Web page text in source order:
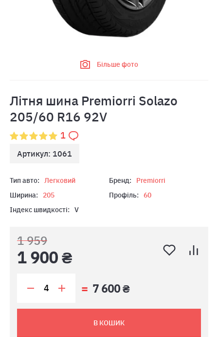
Більше фото
Літня шина Premiorri Solazo
205/60 R16 92V
1
Артикул: 1061
Тип авто: Легковий Бренд:
Premiorri
Ширина:
205 Профіль:
60
Індекс швидкості:
V
1 959
1 900 ₴
7 600 ₴
В КОШИК